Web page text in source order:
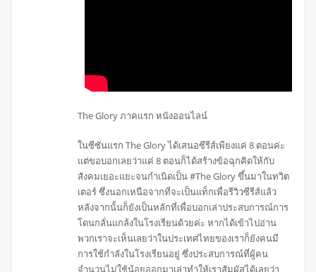
The Glory ภาคแรก หนังออนไลน์
ในซีซันแรก The Glory ได้เสนอซีรีส์เพียงแค่ 8 ตอนค่ะ
แต่ขอบอกเลยว่าแค่ 8 ตอนก็ได้สร้างข้อฉุกคิดให้กับ
สังคมเยอะแยะจนกำเนิดเป็น #The Glory ขึ้นมาในทวิต
เตอร์ ซึ่งนอกเหนือจากที่จะเป็นแท็กเพื่อรีวิวซีรีส์แล้ว
หลังจากนั้นก็ยังเป็นหลักที่เพื่อบอกเล่าประสบการณ์การ
โดนกลั่นแกล้งในโรงเรียนด้วยค่ะ หากได้เข้าไปอ่าน
พวกเราจะเห็นเลยว่าในประเทศไทยของเราก็ยังคนมี
การใช้กำลังในโรงเรียนอยู่ ซึ่งประสบการณ์ที่ผู้คน
จำนวนไม่ใช้น้อยออกมาเล่าทำให้เราสัมผัสได้เลยว่า